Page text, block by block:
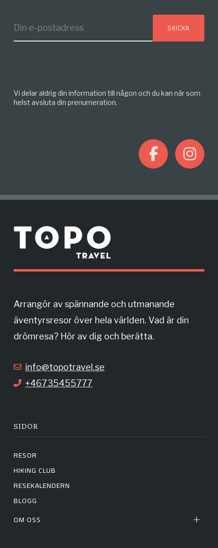
Vi delar aldrig din information till någon och du kan när som
helst avsluta din prenumeration.
F
b
o
o
I
a
M
Arrangör av spännande och utmanande
äventyrsresor över hela världen. Vad är din
drömresa? Hör av dig och berätta.
info@topotravel.se
+46735455777
SIDOR
RESOR
HIKING CLUB
RESEKALENDERN
BLOGG
OM OSS